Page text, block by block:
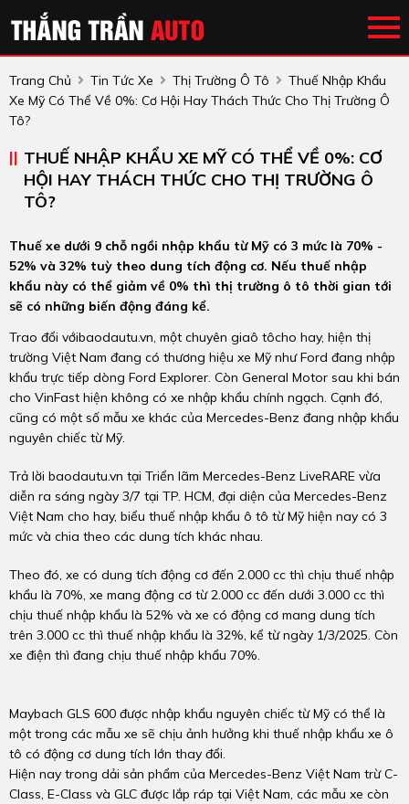
Trang Chủ Tin Tức Xe Thị Trường Ô Tô
Thuế Nhập Khẩu
Xe Mỹ Có Thể Về 0%: Cơ Hội Hay Thách Thức Cho Thị Trường Ô
Tô?
THUẾ NHẬP KHẨU XE MỸ CÓ THỂ VỀ 0%: CƠ
HỘI HAY THÁCH THỨC CHO THỊ TRƯỜNG Ô
TÔ?
Thuế xe dưới 9 chỗ ngồi nhập khẩu từ Mỹ có 3 mức là 70% -
52% và 32% tuỳ theo dung tích động cơ. Nếu thuế nhập
khẩu này có thể giảm về 0% thì thị trường ô tô thời gian tới
sẽ có những biến động đáng kể.
Trao đổi vớibaodautu.vn, một chuyên giaô tôcho hay, hiện thị
trường Việt Nam đang có thương hiệu xe Mỹ như Ford đang nhập
khẩu trực tiếp dòng Ford Explorer. Còn General Motor sau khi bán
cho VinFast hiện không có xe nhập khẩu chính ngạch. Cạnh đó,
cũng có một số mẫu xe khác của Mercedes-Benz đang nhập khẩu
nguyên chiếc từ Mỹ.
Trả lời baodautu.vn tại Triển lãm Mercedes-Benz LiveRARE vừa
diễn ra sáng ngày 3/7 tại TP. HCM, đại diện của Mercedes-Benz
Việt Nam cho hay, biểu thuế nhập khẩu ô tô từ Mỹ hiện nay có 3
mức và chia theo các dung tích khác nhau.
Theo đó, xe có dung tích động cơ đến 2.000 cc thì chịu thuế nhập
khẩu là 70%, xe mang động cơ từ 2.000 cc đến dưới 3.000 cc thì
chịu thuế nhập khẩu là 52% và xe có động cơ mang dung tích
trên 3.000 cc thì thuế nhập khẩu là 32%, kể từ ngày 1/3/2025. Còn
xe điện thì đang chịu thuế nhập khẩu 70%.
Maybach GLS 600 được nhập khẩu nguyên chiếc từ Mỹ có thể là
một trong các mẫu xe sẽ chịu ảnh hưởng khi thuế nhập khẩu xe ô
tô có động cơ dung tích lớn thay đổi.
Hiện nay trong dải sản phẩm của Mercedes-Benz Việt Nam trừ C-
Class, E-Class và GLC được lắp ráp tại Việt Nam, các mẫu xe còn